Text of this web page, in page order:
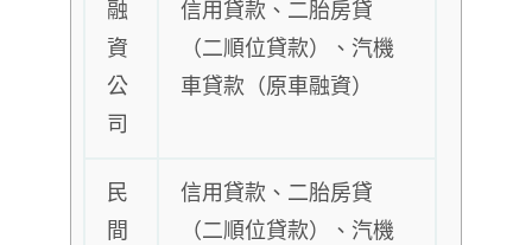
融
資
公
司
信用貸款、二胎房貸
（二順位貸款）、汽機
車貸款（原車融資）
民
間
信用貸款、二胎房貸
（二順位貸款）、汽機